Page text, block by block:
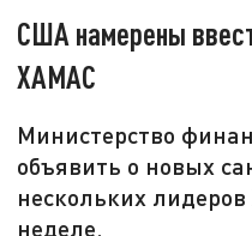
США намерены
ХАМАС
Министерство
объявить о новых
нескольких
неделе.